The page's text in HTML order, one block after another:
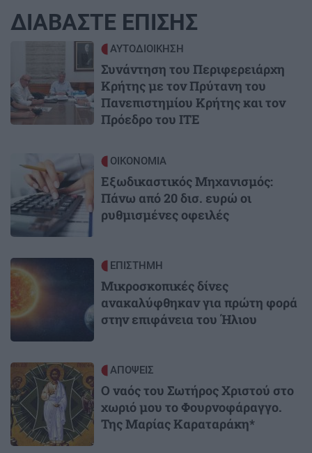
ΔΙΑΒΑΣΤΕ ΕΠΙΣΗΣ
ΑΥΤΟΔΙΟΙΚΗΣΗ
Συνάντηση του Περιφερειάρχη
Κρήτης με τον Πρύτανη του
Πανεπιστημίου Κρήτης και τον
Πρόεδρο του ΙΤΕ
ΟΙΚΟΝΟΜΙΑ
Εξωδικαστικός Μηχανισμός:
Πάνω από 20 δισ. ευρώ οι
ρυθμισμένες οφειλές
Image ΕΠΙΣΤΗΜΗ
Μικροσκοπικές δίνες
ανακαλύφθηκαν για πρώτη φορά
στην επιφάνεια του Ήλιου
Image ΑΠΟΨΕΙΣ
Ο ναός του Σωτήρος Χριστού στο
χωριό μου το Φουρνοφάραγγο.
Της Μαρίας Καραταράκη*